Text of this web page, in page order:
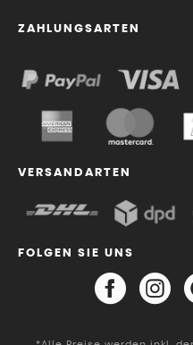
ZAHLUNGSARTEN
VERSANDARTEN
FOLGEN SIE UNS